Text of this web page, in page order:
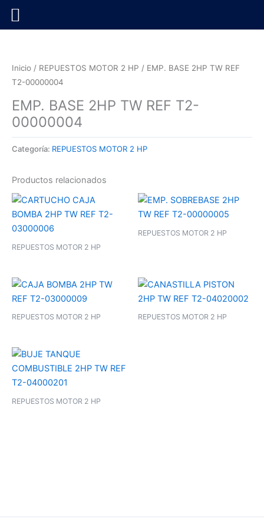
Inicio / REPUESTOS MOTOR 2 HP / EMP. BASE 2HP TW REF
T2-00000004
EMP. BASE 2HP TW REF T2-
00000004
Categoría: REPUESTOS MOTOR 2 HP
Productos relacionados
REPUESTOS MOTOR 2 HP
REPUESTOS MOTOR 2 HP
REPUESTOS MOTOR 2 HP REPUESTOS MOTOR 2 HP
REPUESTOS MOTOR 2 HP